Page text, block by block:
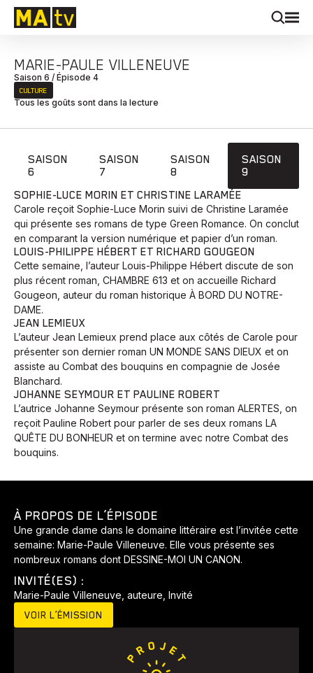
MARIE-PAULE VILLENEUVE
Saison 6 / Épisode 4
CULTURE
Tous les goûts sont dans la lecture
SAISON
6
SAISON
7
SAISON
8
SAISON
9
SOPHIE-LUCE MORIN ET CHRISTINE LARAMÉE
Carole reçoit Sophie-Luce Morin suivi de Christine Laramée
qui présente ses romans de type Green Romance. On conclut
en comparant la version numérique et papier d’un roman.
LOUIS-PHILIPPE HÉBERT ET RICHARD GOUGEON
Cette semaine, l’auteur Louis-Philippe Hébert discute de son
plus récent roman, CHAMBRE 613 et on accueille Richard
Gougeon, auteur du roman historique À BORD DU NOTRE-
DAME.
JEAN LEMIEUX
L’auteur Jean Lemieux prend place aux côtés de Carole pour
présenter son dernier roman UN MONDE SANS DIEUX et on
assiste au Combat des bouquins en compagnie de Josée
Blanchard.
JOHANNE SEYMOUR ET PAULINE ROBERT
L’autrice Johanne Seymour présente son roman ALERTES, on
reçoit Pauline Robert pour parler de ses deux romans LA
QUÊTE DU BONHEUR et on termine avec notre Combat des
bouquins.
À PROPOS DE L’ÉPISODE
Une grande dame dans le domaine littéraire est l’invitée cette
semaine: Marie-Paule Villeneuve. Elle vous présente ses
nombreux romans dont DESSINE-MOI UN CANON.
INVITÉ(ES) :
Marie-Paule Villeneuve, auteure, Invité
VOIR L’ÉMISSION